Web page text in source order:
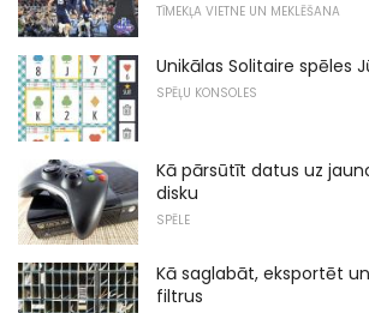
TĪMEKĻA VIETNE UN MEKLĒŠANA
Unikālas Solitaire spēles
SPĒĻU KONSOLES
Kā pārsūtīt datus uz
disku
SPĒLE
Kā saglabāt, eksportēt
filtrus